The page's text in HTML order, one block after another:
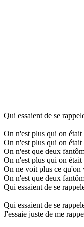
Qui essaient de se
On n'est plus qui on était
On n'est plus qui on était
On n'est que deux
On n'est plus qui on était
On ne voit plus ce qu'on
On n'est que deux
Qui essaient de se
Qui essaient de se
J'essaie juste de me